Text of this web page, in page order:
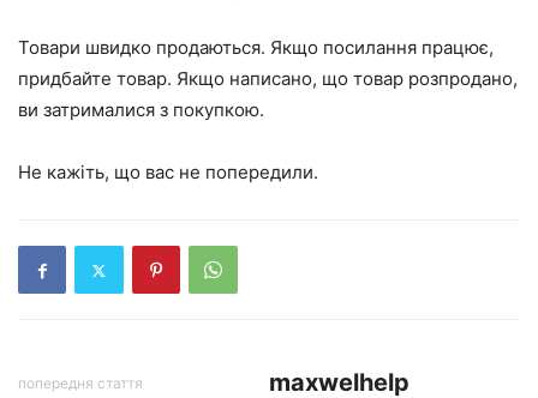
Товари швидко продаються. Якщо посилання працює,
придбайте товар. Якщо написано, що товар розпродано,
ви затрималися з покупкою.
Не кажіть, що вас не попередили.
попередня стаття maxwelhelp